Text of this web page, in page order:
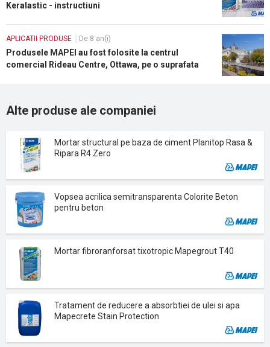
Keralastic - instructiuni
APLICATII PRODUSE De 8 an(i)
Produsele MAPEI au fost folosite la centrul
comercial Rideau Centre, Ottawa, pe o suprafata
Alte produse ale companiei
Mortar structural pe baza de ciment Planitop Rasa &
Ripara R4 Zero
Vopsea acrilica semitransparenta Colorite Beton
pentru beton
Mortar fibroranforsat tixotropic Mapegrout T40
Tratament de reducere a absorbtiei de ulei si apa
Mapecrete Stain Protection